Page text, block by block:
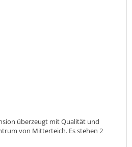
überzeugt mit Qualität und
von Mitterteich. Es stehen 2